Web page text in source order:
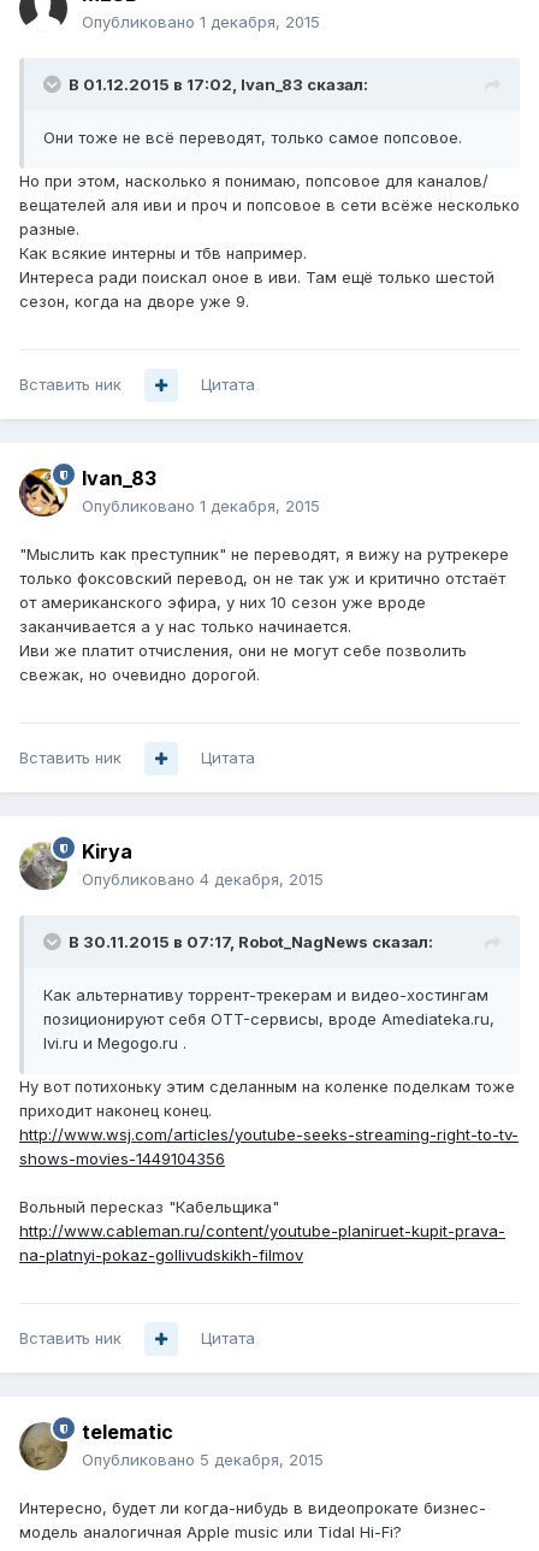
Опубликовано 1 декабря, 2015
В 01.12.2015 в 17:02, Ivan_83 сказал:
Они тоже не всё переводят, только самое попсовое.
Но при этом, насколько я понимаю, попсовое для каналов/
вещателей аля иви и проч и попсовое в сети всëже несколько
разные.
Как всякие интерны и тбв например.
Интереса ради поискал оное в иви. Там ещë только шестой
сезон, когда на дворе уже 9.
Вставить ник Цитата
Ivan_83
Опубликовано 1 декабря, 2015
"Мыслить как преступник" не переводят, я вижу на рутрекере
только фоксовский перевод, он не так уж и критично отстаёт
от американского эфира, у них 10 сезон уже вроде
заканчивается а у нас только начинается.
Иви же платит отчисления, они не могут себе позволить
свежак, но очевидно дорогой.
Вставить ник Цитата
Kirya
Опубликовано 4 декабря, 2015
В 30.11.2015 в 07:17, Robot_NagNews сказал:
Как альтернативу торрент-трекерам и видео-хостингам
позиционируют себя OTT-сервисы, вроде Amediateka.ru,
Ivi.ru и Megogo.ru .
Ну вот потихоньку этим сделанным на коленке поделкам тоже
приходит наконец конец.
http://www.wsj.com/articles/youtube-seeks-streaming-right-to-tv-
shows-movies-1449104356
Вольный пересказ "Кабельщика"
http://www.cableman.ru/content/youtube-planiruet-kupit-prava-
na-platnyi-pokaz-gollivudskikh-filmov
Вставить ник Цитата
telematic
Опубликовано 5 декабря, 2015
Интересно, будет ли когда-нибудь в видеопрокате бизнес-
модель аналогичная Apple music или Tidal Hi-Fi?